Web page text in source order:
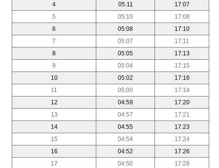
4
05:11
17:07
5
05:10
17:08
6
05:08
17:10
7
05:07
17:11
8
05:05
17:13
9
05:04
17:15
10
05:02
17:16
11
05:00
17:18
12
04:59
17:20
13
04:57
17:21
14
04:55
17:23
15
04:54
17:24
16
04:52
17:26
17
04:50
17:28